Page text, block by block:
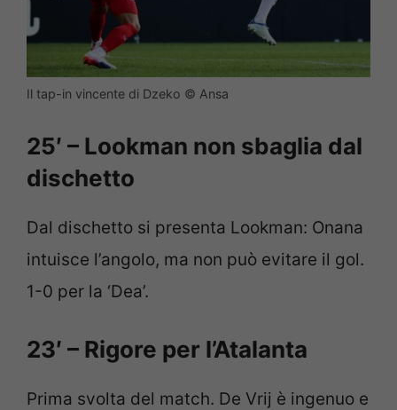
Il tap-in vincente di Dzeko © Ansa
25′ – Lookman non sbaglia dal
dischetto
Dal dischetto si presenta Lookman: Onana
intuisce l’angolo, ma non può evitare il gol.
1-0 per la ‘Dea’.
23′ – Rigore per l’Atalanta
Prima svolta del match. De Vrij è ingenuo e